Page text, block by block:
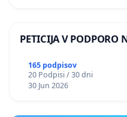
PETICIJA V
165 podpisov
20 Podpisi / 30 dni
30 Jun 2026